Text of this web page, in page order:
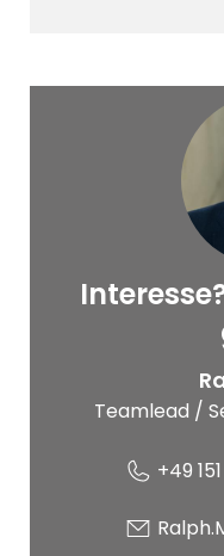
©
Teamlead /
+49